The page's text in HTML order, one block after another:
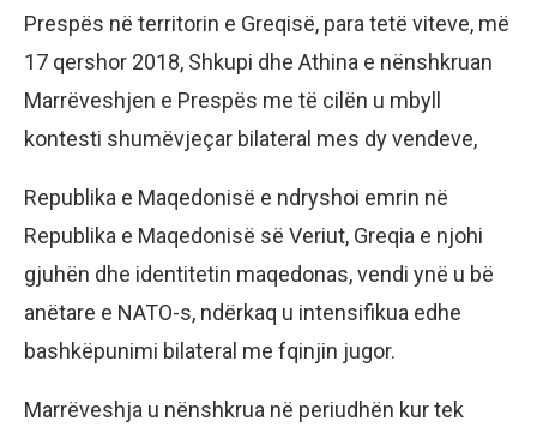
Prespës në territorin e Greqisë, para tetë viteve, më
17 qershor 2018, Shkupi dhe Athina e nënshkruan
Marrëveshjen e Prespës me të cilën u mbyll
kontesti shumëvjeçar bilateral mes dy vendeve,
Republika e Maqedonisë e ndryshoi emrin në
Republika e Maqedonisë së Veriut, Greqia e njohi
gjuhën dhe identitetin maqedonas, vendi ynë u bë
anëtare e NATO-s, ndërkaq u intensifikua edhe
bashkëpunimi bilateral me fqinjin jugor.
Marrëveshja u nënshkrua në periudhën kur tek